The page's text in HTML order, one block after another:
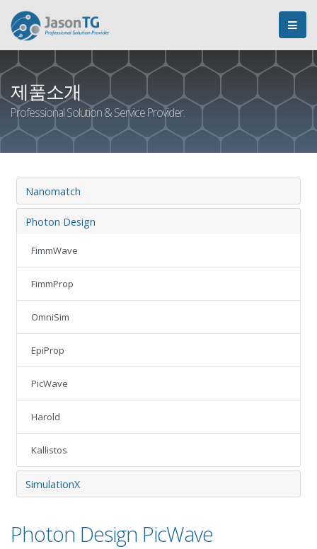
제품소개
Professional Solution & Service Provider.
Nanomatch
Photon Design
FimmWave
FimmProp
OmniSim
EpiProp
PicWave
Harold
Kallistos
SimulationX
Photon Design PicWave